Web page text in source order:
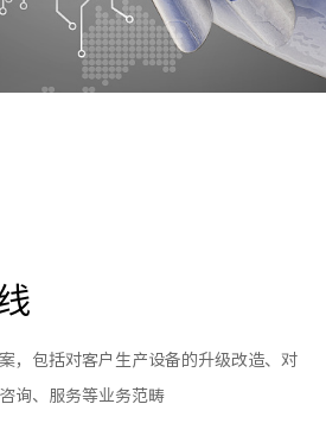
，包括对客户生产设备的升级改造、对
询、服务等业务范畴